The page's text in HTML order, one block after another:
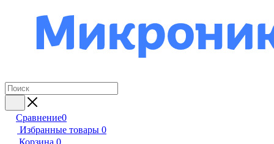
Сравнение0
Избранные товары 0
Корзина 0